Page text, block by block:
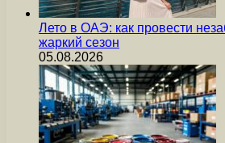
Лето в ОАЭ: как провести
жаркий сезон
05.08.2026